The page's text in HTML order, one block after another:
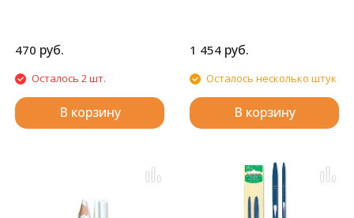
470 руб.
Осталось 2 шт.
В корзину
1 454 руб.
Осталось несколько штук
В корзину